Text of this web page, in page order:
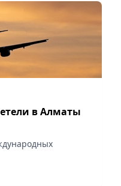
в Алматы